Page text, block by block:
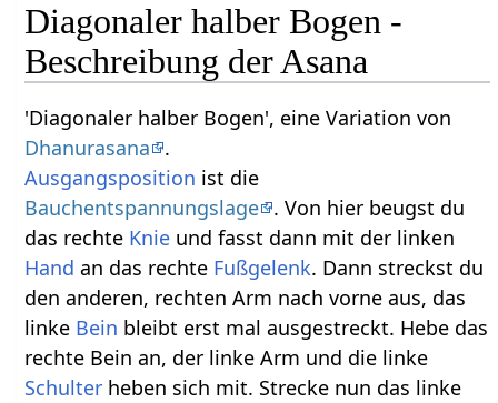
Diagonaler halber Bogen -
Beschreibung der Asana
'Diagonaler halber Bogen', eine Variation von
Dhanurasana
.
Ausgangsposition ist die
Bauchentspannungslage . Von hier beugst du
das rechte Knie und fasst dann mit der linken
Hand an das rechte Fußgelenk. Dann streckst du
den anderen, rechten Arm nach vorne aus, das
linke Bein bleibt erst mal ausgestreckt. Hebe das
rechte Bein an, der linke Arm und die linke
Schulter heben sich mit. Strecke nun das linke